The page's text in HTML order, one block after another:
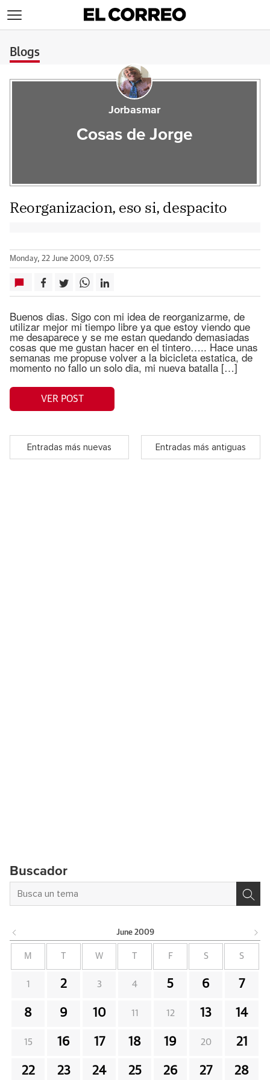
Blogs
Jorbasmar
Cosas de Jorge
Reorganizacion, eso si, despacito
Monday, 22 June 2009, 07:55
Buenos dias. Sigo con mi idea de reorganizarme, de
utilizar mejor mi tiempo libre ya que estoy viendo que
me desaparece y se me estan quedando demasiadas
cosas que me gustan hacer en el tintero….. Hace unas
semanas me propuse volver a la bicicleta estatica, de
momento no fallo un solo dia, mi nueva batalla […]
VER POST
Entradas más nuevas Entradas más antiguas
Buscador
June 2009
M W F S S
1 2 3 4 5 6 7
8 9 10 11 12 13 14
15 16 17 18 19 20 21
22 23 24 25 26 27 28